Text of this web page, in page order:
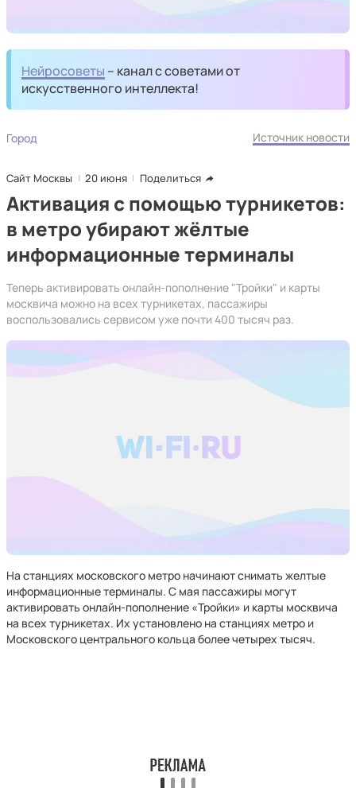
Нейросоветы – канал с советами от
искусственного интеллекта!
Город Источник новости
Сайт Москвы 20 июня Поделиться
Активация с помощью турникетов:
в метро убирают жёлтые
информационные терминалы
Теперь активировать онлайн-пополнение "Тройки" и карты
москвича можно на всех турникетах, пассажиры
воспользовались сервисом уже почти 400 тысяч раз.
На станциях московского метро начинают снимать желтые
информационные терминалы. С мая пассажиры могут
активировать онлайн-пополнение «Тройки» и карты москвича
на всех турникетах. Их установлено на станциях метро и
Московского центрального кольца более четырех тысяч.